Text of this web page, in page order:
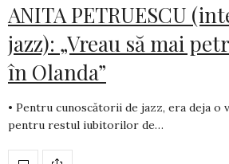
ANITA PETRUESCU
jazz): „Vreau să mai
în Olanda”
• Pentru cunoscătorii de jazz, era deja o
pentru restul iubitorilor de…